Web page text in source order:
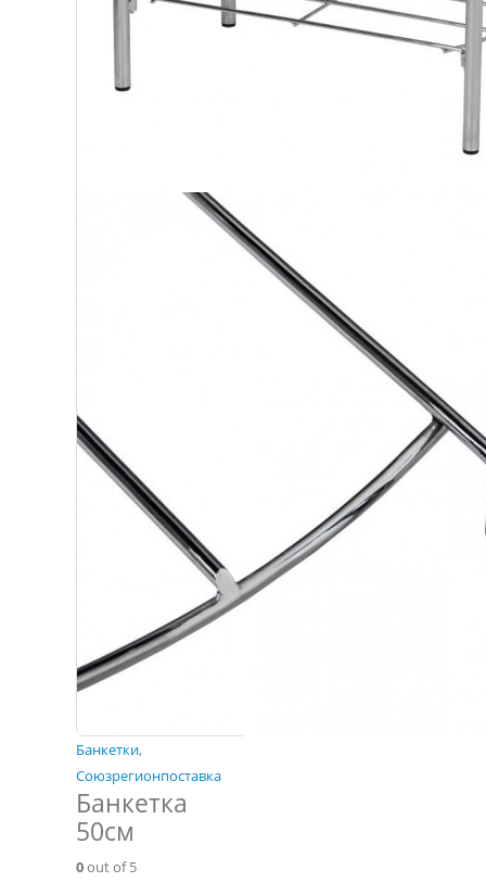
Банкетки,
Союзрегионпоставка
Банкетка
50см
0out of 5